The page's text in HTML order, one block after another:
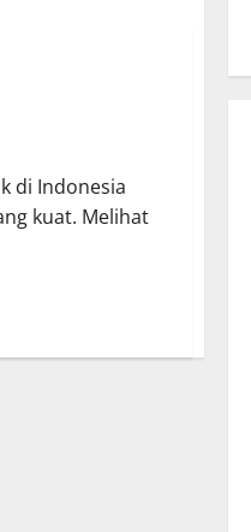
di Indonesia
kuat. Melihat